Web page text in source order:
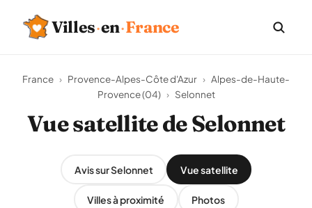
Villes·en·France
France › Provence-Alpes-Côte d'Azur › Alpes-de-Haute-
Provence (04) › Selonnet
Vue satellite de Selonnet
Avis sur Selonnet Vue satellite
Villes à proximité Photos